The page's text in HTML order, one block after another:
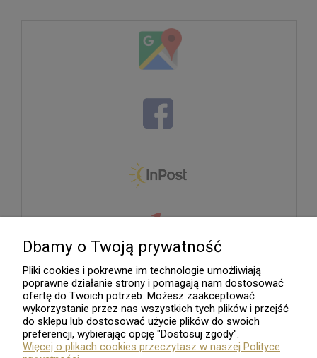
Dbamy o Twoją prywatność
Pliki cookies i pokrewne im technologie umożliwiają
poprawne działanie strony i pomagają nam dostosować
ofertę do Twoich potrzeb. Możesz zaakceptować
wykorzystanie przez nas wszystkich tych plików i przejść
do sklepu lub dostosować użycie plików do swoich
preferencji, wybierając opcję "Dostosuj zgody".
Więcej o plikach cookies przeczytasz w naszej Polityce